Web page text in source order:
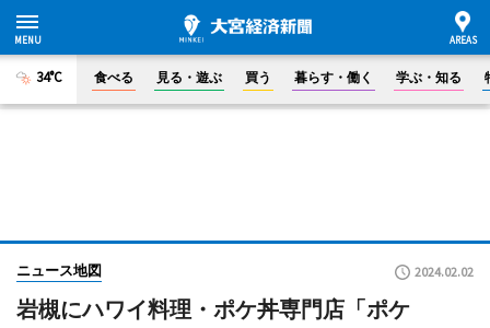
34°C 食べる 見る・遊ぶ 買う 暮らす・働く 学ぶ・知る
ニュース地図 2024.02.02
岩槻にハワイ料理・ポケ丼専門店「ポケ